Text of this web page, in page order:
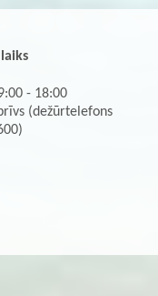
- 18:00
(dežūrtelefons